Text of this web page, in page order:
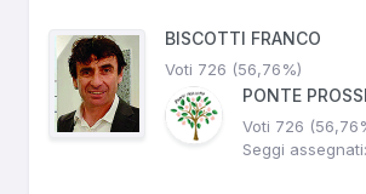
BISCOTTI FRANCO
Voti 726 (56,76%)
PONTE
Voti 726
Seggi